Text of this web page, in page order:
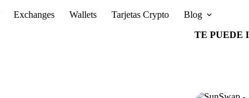
Exchanges Wallets Tarjetas Crypto Blog
TE PUEDE